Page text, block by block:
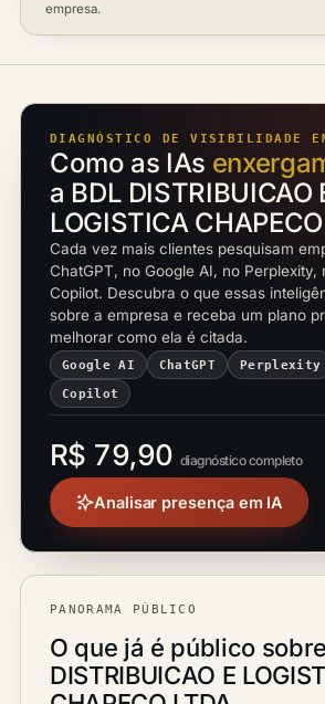
empresa.
DIAGNÓSTICO DE VISIBILIDADE
Como as IAs
a BDL DISTRIBUICAO
LOGISTICA
Cada vez mais clientes pesquisam
ChatGPT, no Google AI, no Perplexity,
Copilot. Descubra o que essas
sobre a empresa e receba um plano
melhorar como ela é citada.
Google AI ChatGPT Perplexity
Copilot
R$ 79,90 diagnóstico completo
Analisar presença em IA
PANORAMA PÚBLICO
O que já é público
DISTRIBUICAO E